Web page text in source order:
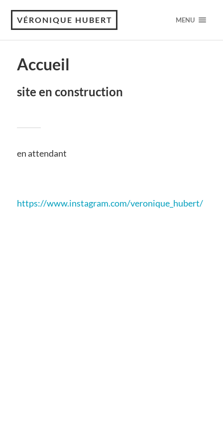
VÉRONIQUE HUBERT MENU
Accueil
site en construction
en attendant
https://www.instagram.com/veronique_hubert/